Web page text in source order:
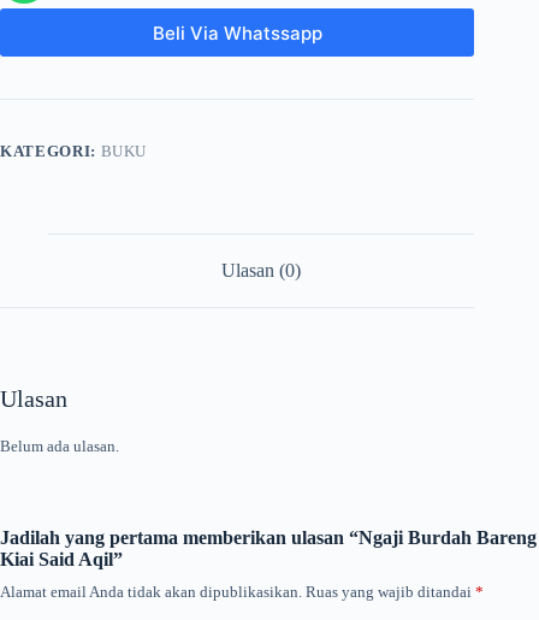
Beli Via Whatssapp
KATEGORI: BUKU
Ulasan (0)
Ulasan
Belum ada ulasan.
Jadilah yang pertama memberikan ulasan “Ngaji Burdah Bareng
Kiai Said Aqil”
Alamat email Anda tidak akan dipublikasikan. Ruas yang wajib ditandai *